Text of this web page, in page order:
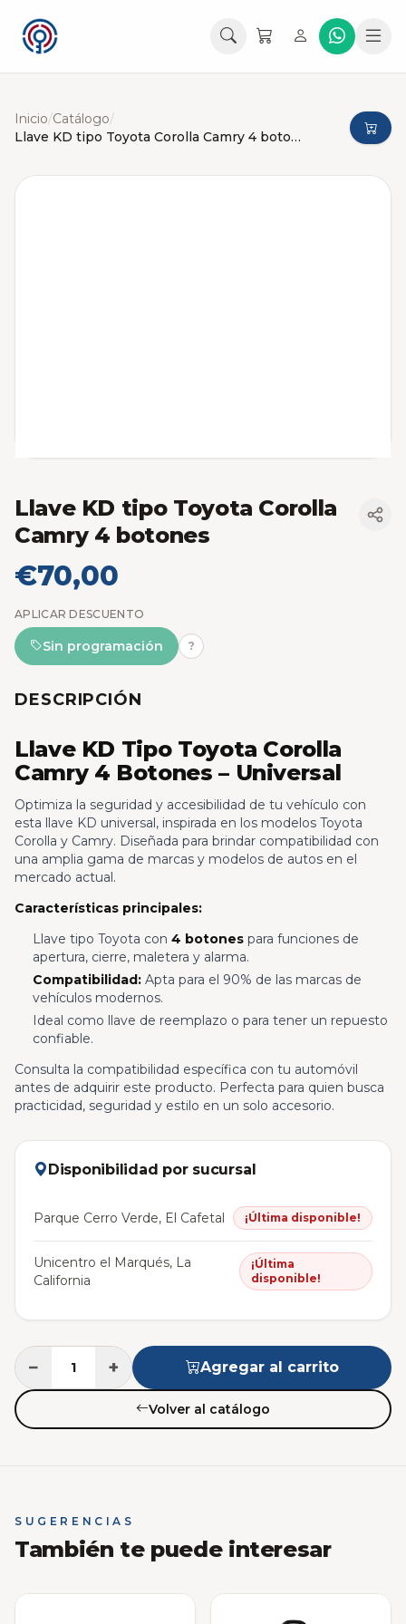
Inicio/Catálogo/
Llave KD tipo Toyota Corolla Camry 4 botones
Llave KD tipo Toyota Corolla
Camry 4 botones
€70,00
APLICAR DESCUENTO
Sin programación ?
DESCRIPCIÓN
Llave KD Tipo Toyota Corolla
Camry 4 Botones – Universal
Optimiza la seguridad y accesibilidad de tu vehículo con
esta llave KD universal, inspirada en los modelos Toyota
Corolla y Camry. Diseñada para brindar compatibilidad con
una amplia gama de marcas y modelos de autos en el
mercado actual.
Características principales:
Llave tipo Toyota con 4 botonespara funciones de
apertura, cierre, maletera y alarma.
Compatibilidad:Apta para el 90% de las marcas de
vehículos modernos.
Ideal como llave de reemplazo o para tener un repuesto
confiable.
Consulta la compatibilidad específica con tu automóvil
antes de adquirir este producto. Perfecta para quien busca
practicidad, seguridad y estilo en un solo accesorio.
Disponibilidad por sucursal
Parque Cerro Verde, El Cafetal ¡Última disponible!
Unicentro el Marqués, La
California
¡Última
disponible!
− + Agregar al carrito
Volver al catálogo
SUGERENCIAS
También te puede interesar